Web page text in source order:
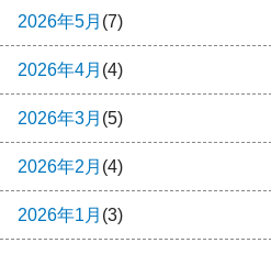
2026年5月 (7)
2026年4月 (4)
2026年3月 (5)
2026年2月 (4)
2026年1月 (3)